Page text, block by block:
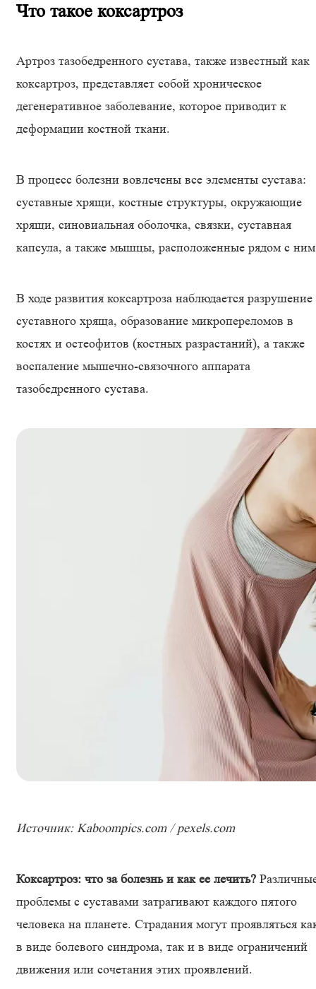
Что такое коксартроз
Артроз тазобедренного сустава, также известный как
коксартроз, представляет собой хроническое
дегенеративное заболевание, которое приводит к
деформации костной ткани.
В процесс болезни вовлечены все элементы сустава:
суставные хрящи, костные структуры, окружающие
хрящи, синовиальная оболочка, связки, суставная
капсула, а также мышцы, расположенные рядом с
В ходе развития коксартроза наблюдается разрушение
суставного хряща, образование микропереломов в
костях и остеофитов (костных разрастаний), а также
воспаление мышечно-связочного аппарата
тазобедренного сустава.
Источник: Kaboompics.com / pexels.com
Коксартроз: что за болезнь и как ее лечить?
проблемы с суставами затрагивают каждого пятого
человека на планете. Страдания могут проявляться
в виде болевого синдрома, так и в виде ограничений
движения или сочетания этих проявлений.